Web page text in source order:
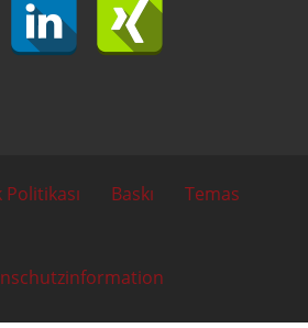
Politikası Baskı Temas